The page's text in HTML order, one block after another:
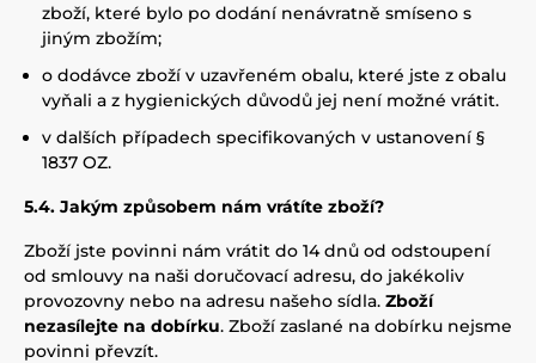
zboží, které bylo po dodání nenávratně smíseno s
jiným zbožím;
o dodávce zboží v uzavřeném obalu, které jste z obalu
vyňali a z hygienických důvodů jej není možné vrátit.
v dalších případech specifikovaných v ustanovení §
1837 OZ.
5.4. Jakým způsobem nám vrátíte zboží?
Zboží jste povinni nám vrátit do 14 dnů od odstoupení
od smlouvy na naši doručovací adresu, do jakékoliv
provozovny nebo na adresu našeho sídla. Zboží
nezasílejte na dobírku. Zboží zaslané na dobírku nejsme
povinni převzít.